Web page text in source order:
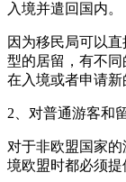
入境并遣回国内。
因为移民局可以
型的居留，有不同
在入境或者申请
2、对普通游客和
对于非欧盟国家
境欧盟时都必须提